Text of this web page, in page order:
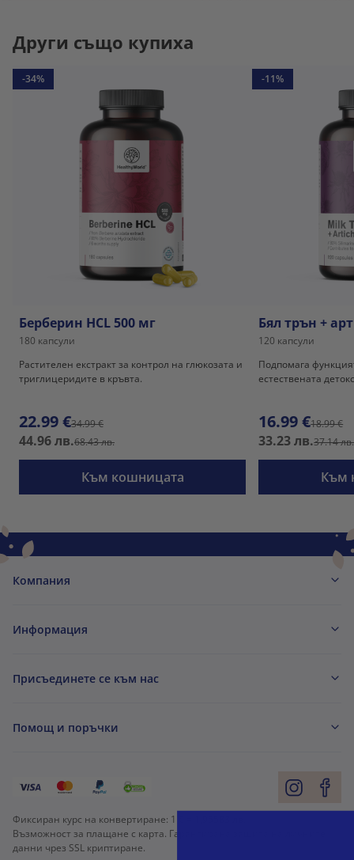
Други също купиха
-34%
Берберин HCL 500 мг
180 капсули
Растителен екстракт за контрол на глюкозата и
триглицеридите в кръвта.
22.99 €34.99 €
44.96 лв.68.43 лв.
Към кошницата
-11%
Бял трън +
120 капсули
Подпомага
естествената
16.99 €18.99 €
33.23 лв.37.14 лв.
Към
Компания
Информация
Присъединете се към нас
Помощ и поръчки
Фиксиран курс на конвертиране: 1 € =
Възможност за плащане с карта. Гарантирана защита на личните
данни чрез SSL криптиране.